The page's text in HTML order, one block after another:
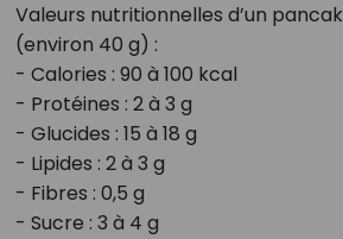
Valeurs nutritionnelles d’un
(environ 40 g) :
- Calories : 90 à 100 kcal
- Protéines : 2 à 3 g
- Glucides : 15 à 18 g
- Lipides : 2 à 3 g
- Fibres : 0,5 g
- Sucre : 3 à 4 g